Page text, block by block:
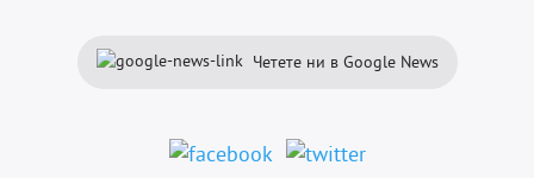
Четете ни в Google News